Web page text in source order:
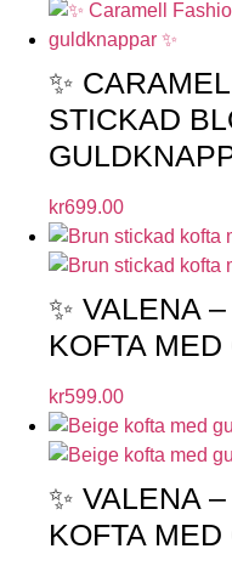
✨
STICKAD
kr699.00
✨ VALENA
KOFTA
kr599.00
✨ VALENA
KOFTA